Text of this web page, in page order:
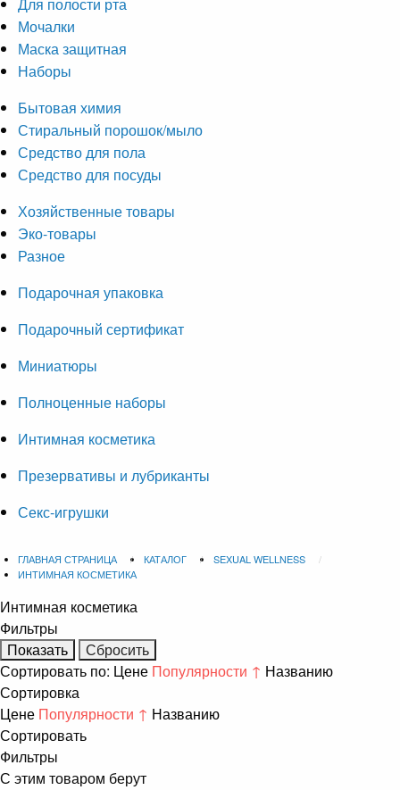
Для полости рта
Мочалки
Маска защитная
Наборы
Бытовая химия
Стиральный порошок/мыло
Средство для пола
Средство для посуды
Хозяйственные товары
Эко-товары
Разное
Подарочная упаковка
Подарочный сертификат
Миниатюры
Полноценные наборы
Интимная косметика
Презервативы и лубриканты
Секс-игрушки
ГЛАВНАЯ СТРАНИЦА КАТАЛОГ
SEXUAL WELLNESS
ИНТИМНАЯ КОСМЕТИКА
Интимная косметика
Фильтры
Сортировать по: Цене Популярности ↑ Названию
Сортировка
Цене Популярности ↑ Названию
Сортировать
Фильтры
С этим товаром берут